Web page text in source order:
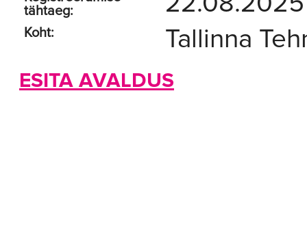
tähtaeg:
Koht: Tallinna
ESITA AVALDUS